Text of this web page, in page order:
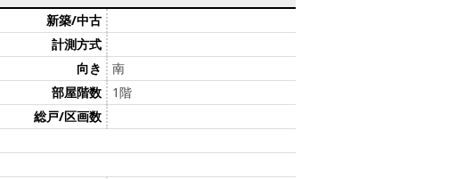
新築/中古
計測方式
向き
南
部屋階数
1階
総戸/区画数